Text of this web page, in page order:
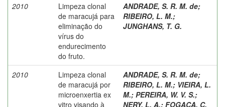
2010
Limpeza clonal
de maracujá para
eliminação do
vírus do
endurecimento
do fruto.
ANDRADE, S. R. M. de;
RIBEIRO, L. M.;
JUNGHANS, T. G.
2010
Limpeza clonal
de maracujá por
microenxertia ex
vitro visando à
ANDRADE, S. R. M. de;
RIBEIRO, L. M.; VIEIRA, L.
M.; PEREIRA, W. V. S.;
NERY, L. A.; FOGAÇA, C.